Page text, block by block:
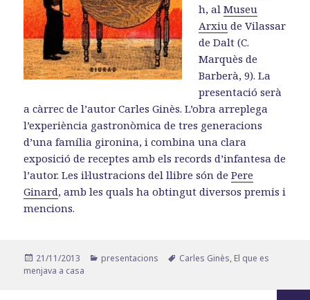
h, alMuseu
Arxiu de Vilassar
de Dalt (C.
Marquès de
Barberà, 9). La
presentació serà
a càrrec de l’autor Carles Ginès. L’obra arreplega
l’experiència gastronòmica de tres generacions
d’una família gironina, i combina una clara
exposició de receptes amb els records d’infantesa de
l’autor. Les il·lustracions del llibre són dePere
Ginard, amb les quals ha obtingut diversos premis i
mencions.
Publicat
el
21/11/2013 Categories
presentacions Etiquetes
Carles Ginès, El que es
menjava a casa